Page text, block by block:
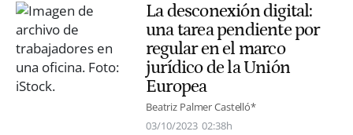
La desconexión digital:
una tarea pendiente por
regular en el marco
jurídico de la Unión
Europea
Beatriz Palmer Castelló*
03/10/2023 02:38h